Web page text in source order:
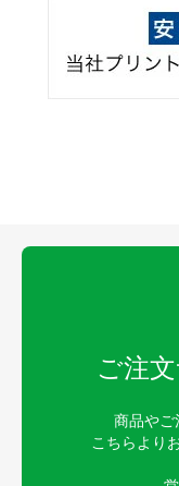
ご注
商品やご
こちらより